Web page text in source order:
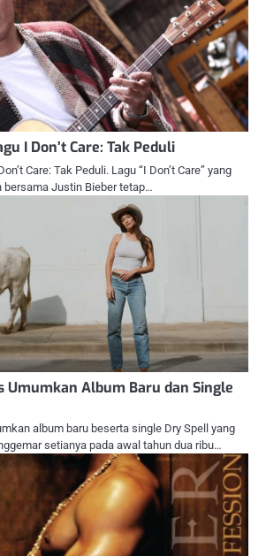
I Don’t Care: Tak Peduli
Care: Tak Peduli. Lagu “I Don’t Care” yang
bersama Justin Bieber tetap…
Umumkan Album Baru dan Single
album baru beserta single Dry Spell yang
setianya pada awal tahun dua ribu…